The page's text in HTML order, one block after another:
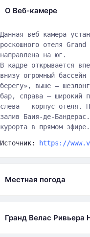
О Веб-камере
Данная веб-камера
роскошного отеля
направлена на юг.
В кадре открывается
внизу огромный
берегу», выше —
бар, справа — широкий
слева — корпус отеля.
залив Баия-де-
курорта в прямом эфире.
Источник: https://
Местная погода
Гранд Велас Ривьера